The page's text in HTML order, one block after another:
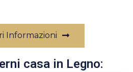
Informazioni
casa in Legno: